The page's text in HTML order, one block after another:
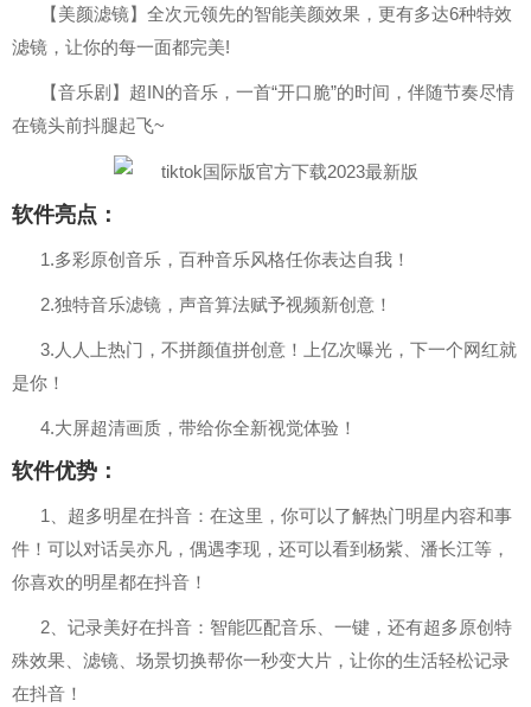
【美颜滤镜】全次元领先的智能美颜效果，更有多达6种特效
滤镜，让你的每一面都完美!
【音乐剧】超IN的音乐，一首“开口脆”的时间，伴随节奏尽情
在镜头前抖腿起飞~
软件亮点：
1.多彩原创音乐，百种音乐风格任你表达自我！
2.独特音乐滤镜，声音算法赋予视频新创意！
3.人人上热门，不拼颜值拼创意！上亿次曝光，下一个网红就
是你！
4.大屏超清画质，带给你全新视觉体验！
软件优势：
1、超多明星在抖音：在这里，你可以了解热门明星内容和事
件！可以对话吴亦凡，偶遇李现，还可以看到杨紫、潘长江等，
你喜欢的明星都在抖音！
2、记录美好在抖音：智能匹配音乐、一键，还有超多原创特
殊效果、滤镜、场景切换帮你一秒变大片，让你的生活轻松记录
在抖音！